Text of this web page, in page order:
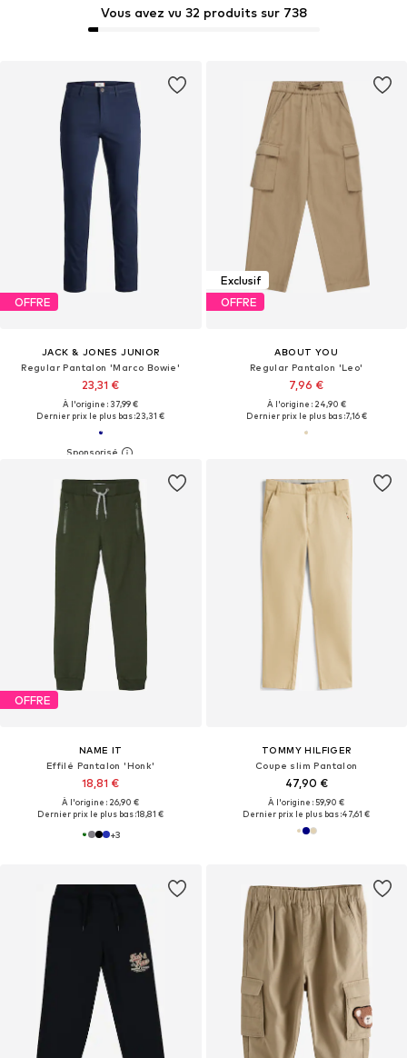
Vous avez vu 32 produits sur 738
OFFRE
JACK & JONES JUNIOR
Regular Pantalon 'Marco Bowie'
23,31 €
À l'origine : 37,99 €
Dernier prix le plus bas :23,31 €
Exclusif
OFFRE
ABOUT YOU
Regular Pantalon 'Leo'
7,96 €
À l'origine : 24,90 €
Dernier prix le plus bas :7,16 €
OFFRE
NAME IT
Effilé Pantalon 'Honk'
18,81 €
À l'origine : 26,90 €
Dernier prix le plus bas :18,81 €
+3
TOMMY HILFIGER
Coupe slim Pantalon
47,90 €
À l'origine : 59,90 €
Dernier prix le plus bas :47,61 €